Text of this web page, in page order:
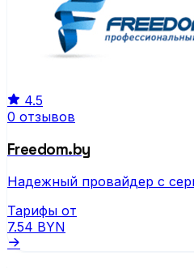
4.5
0 отзывов
Freedom.by
Надежный провайдер с
Тарифы от
7.54 BYN